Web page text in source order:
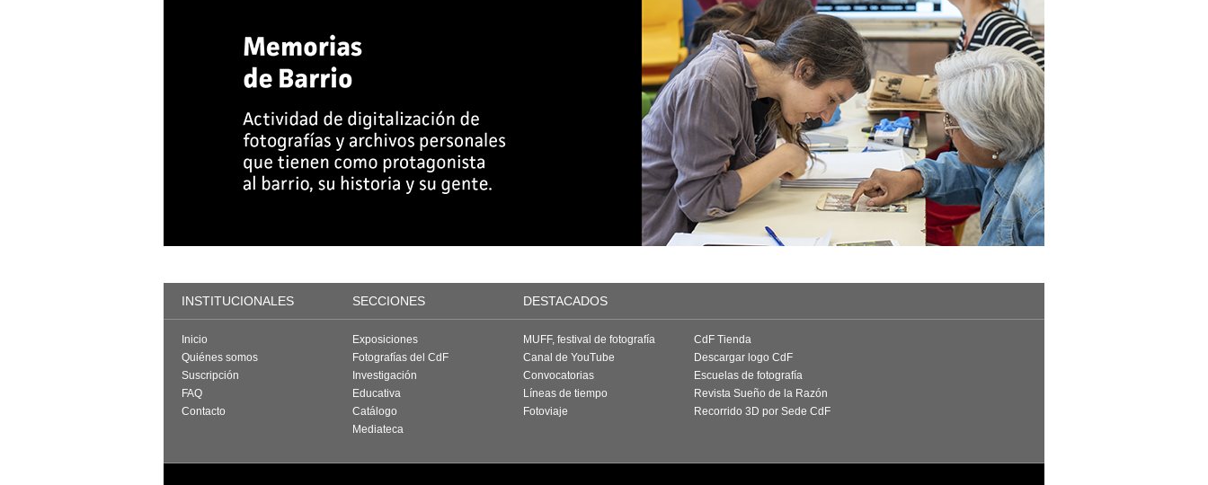
INSTITUCIONALES SECCIONES DESTACADOS
Inicio
Quiénes somos
Suscripción
FAQ
Contacto
Exposiciones
Fotografías del CdF
Investigación
Educativa
Catálogo
Mediateca
MUFF, festival de fotografía
Canal de YouTube
Convocatorias
Líneas de tiempo
Fotoviaje
CdF Tienda
Descargar logo CdF
Escuelas de fotografía
Revista Sueño de la Razón
Recorrido 3D por Sede CdF